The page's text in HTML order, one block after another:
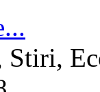
Stiri,